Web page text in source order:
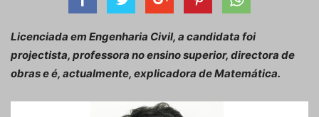
Licenciada em Engenharia Civil, a candidata foi
projectista, professora no ensino superior, directora de
obras e é, actualmente, explicadora de Matemática.